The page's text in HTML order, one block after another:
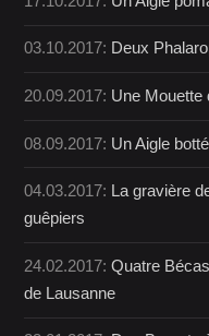
03.10.2017: Deux
20.09.2017: Une Mouette
08.09.2017: Un Aigle
04.03.2017: La gravière
guêpiers
24.02.2017:Quatre
de Lausanne